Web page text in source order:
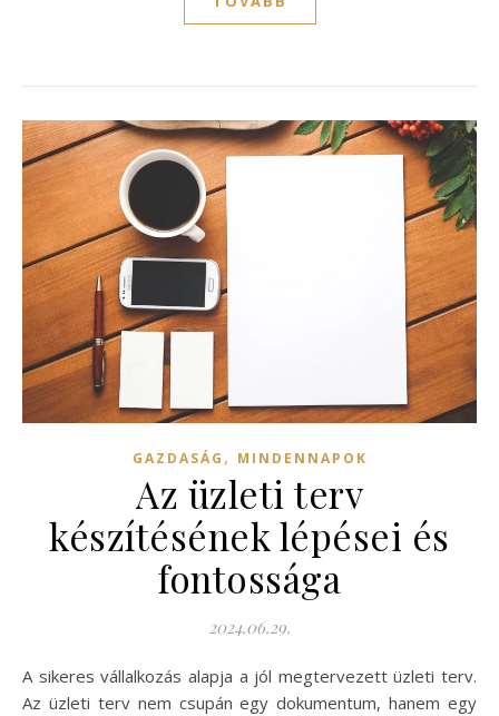
GAZDASÁG , MINDENNAPOK
Az üzleti terv
készítésének lépései és
fontossága
2024.06.29.
A sikeres vállalkozás alapja a jól megtervezett üzleti terv.
Az üzleti terv nem csupán egy dokumentum, hanem egy